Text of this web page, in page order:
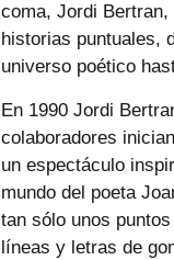
coma, Jordi Bertran,
historias puntuales,
universo poético
En 1990 Jordi
colaboradores
un espectáculo
mundo del poeta
tan sólo unos
líneas y letras de